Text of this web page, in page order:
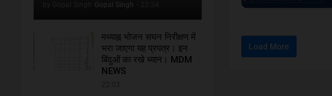
Gopal Singh
मध्याह्न भोजन सघन निरीक्षण में
भरा जाएगा यह प्रपत्र। इन
बिंदुओं का रखे ध्यान। MDM
NEWS
Load More